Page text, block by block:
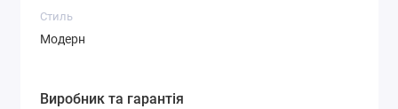
Стиль
Модерн
Виробник та гарантія